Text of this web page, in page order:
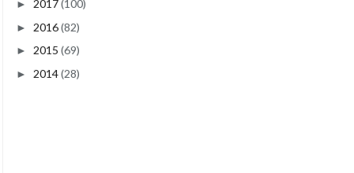
► 2017(100)
► 2016(82)
► 2015 (69)
► 2014(28)